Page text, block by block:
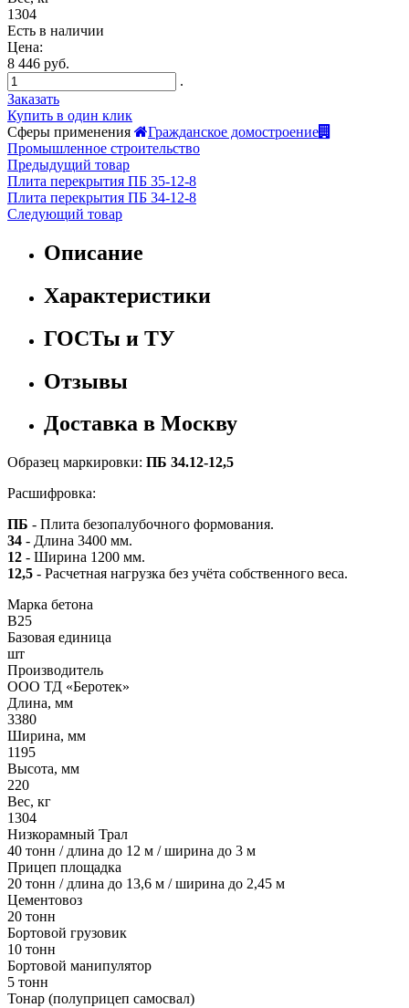
1304
Есть в наличии
Цена:
8 446 руб.
.
Заказать
Купить в один клик
Сферы применения
Гражданское домостроение
Промышленное строительство
Предыдущий товар
Плита перекрытия ПБ 35-12-8
Плита перекрытия ПБ 34-12-8
Следующий товар
Описание
Характеристики
ГОСТы и ТУ
Отзывы
Доставка в Москву
Образец маркировки: ПБ 34.12-12,5
Расшифровка:
ПБ - Плита безопалубочного формования.
34 - Длина 3400 мм.
12 - Ширина 1200 мм.
12,5 - Расчетная нагрузка без учёта собственного веса.
Марка бетона
B25
Базовая единица
шт
Производитель
ООО ТД «Беротек»
Длина, мм
3380
Ширина, мм
1195
Высота, мм
220
Вес, кг
1304
Низкорамный Трал
40 тонн / длина до 12 м / ширина до 3 м
Прицеп площадка
20 тонн / длина до 13,6 м / ширина до 2,45 м
Цементовоз
20 тонн
Бортовой грузовик
10 тонн
Бортовой манипулятор
5 тонн
Тонар (полуприцеп самосвал)